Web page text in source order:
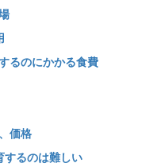
るのにかかる食費
価格
するのは難しい